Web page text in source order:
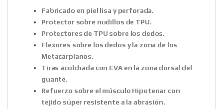
Fabricado en piel lisa y perforada.
Protector sobre nudillos de TPU.
Protectores de TPU sobre los dedos.
Flexores sobre los dedos y la zona de los
Metacarpianos.
Tiras acolchada con EVA en la zona dorsal del
guante.
Refuerzo sobre el músculo Hipotenar con
tejido súper resistente a la abrasión.